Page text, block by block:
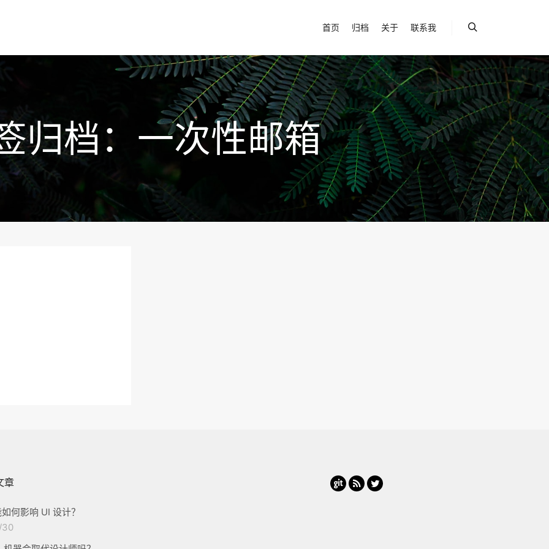
首页 归档 关于 联系我
归档： 一次性邮箱
章
何影响 UI 设计？
30